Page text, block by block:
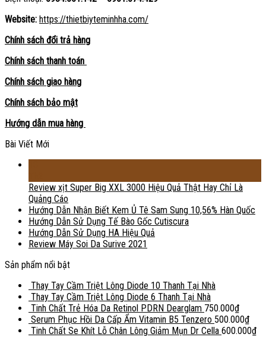
Website: https://thietbiyteminhha.com/
Chính sách đổi trả hàng
Chính sách thanh toán
Chính sách giao hàng
Chính sách bảo mật
Hướng dẫn mua hàng
Bài Viết Mới
Review xịt Super Big XXL 3000 Hiệu Quả Thật Hay Chỉ Là
Quảng Cáo
Hướng Dẫn Nhận Biết Kem Ủ Tê Sam Sung 10,56% Hàn Quốc
Hướng Dẫn Sử Dụng Tế Bào Gốc Cutiscura
Hướng Dẫn Sử Dụng HA Hiệu Quả
Review Máy Soi Da Surive 2021
Sản phẩm nổi bật
Thay Tay Cầm Triệt Lông Diode 10 Thanh Tại Nhà
Thay Tay Cầm Triệt Lông Diode 6 Thanh Tại Nhà
Tinh Chất Trẻ Hóa Da Retinol PDRN Dearglam 750.000₫
Serum Phục Hồi Da Cấp Ẩm Vitamin B5 Tenzero 500.000₫
Tinh Chất Se Khít Lỗ Chân Lông Giảm Mụn Dr Cella 600.000₫